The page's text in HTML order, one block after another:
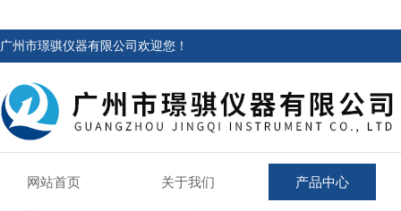
广州市璟骐仪器有限公司欢迎您！
网站首页 关于我们 产品中心